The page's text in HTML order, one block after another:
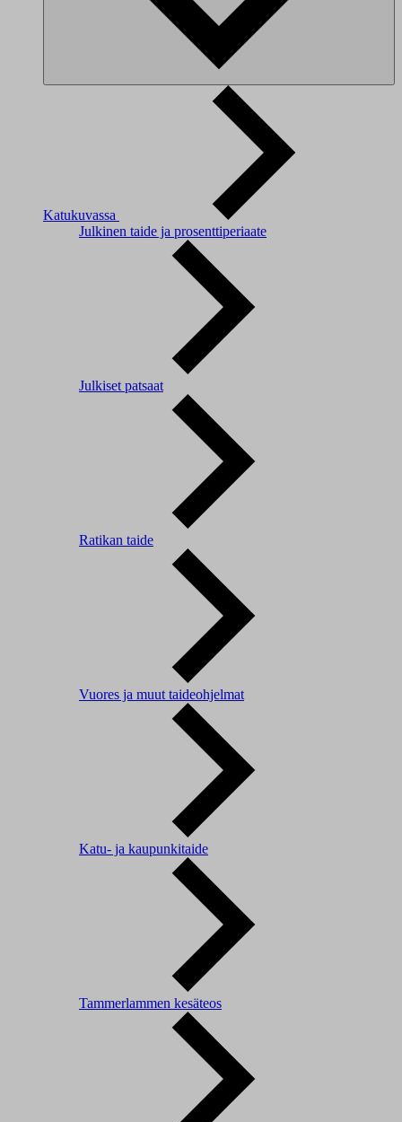
Katukuvassa
Julkinen taide ja prosenttiperiaate
Julkiset patsaat
Ratikan taide
Vuores ja muut taideohjelmat
Katu- ja kaupunkitaide
Tammerlammen kesäteos